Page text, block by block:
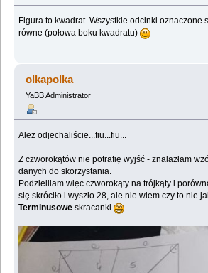
Figura to kwadrat. Wszystkie odcinki oznaczone
równe (połowa boku kwadratu)
olkapolka
YaBB Administrator
Ależ odjechaliście...fiu...fiu...
Z czworokątów nie potrafię wyjść - znalazłam
danych do skorzystania.
Podzieliłam więc czworokąty na trójkąty i
się skróciło i wyszło 28, ale nie wiem czy to nie
Terminusowe skracanki